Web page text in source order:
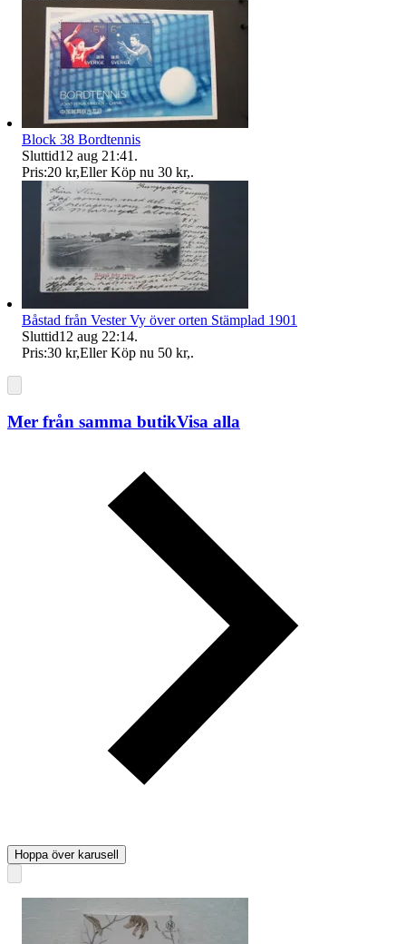
Block 38 Bordtennis
Sluttid12 aug 21:41 .
Pris:20 kr,Eller Köp nu 30 kr,.
Båstad från Vester Vy över orten Stämplad 1901
Sluttid12 aug 22:14.
Pris:30 kr,Eller Köp nu 50 kr,.
Mer från samma butikVisa alla
Hoppa över karusell